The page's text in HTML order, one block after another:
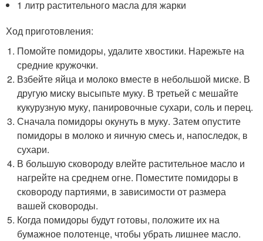
1 литр растительного масла для жарки
Ход приготовления:
Помойте помидоры, удалите хвостики. Нарежьте на
средние кружочки.
Взбейте яйца и молоко вместе в небольшой миске. В
другую миску высыпьте муку. В третьей с мешайте
кукурузную муку, панировочные сухари, соль и перец.
Сначала помидоры окунуть в муку. Затем опустите
помидоры в молоко и яичную смесь и, напоследок, в
сухари.
В большую сковороду влейте растительное масло и
нагрейте на среднем огне. Поместите помидоры в
сковороду партиями, в зависимости от размера
вашей сковороды.
Когда помидоры будут готовы, положите их на
бумажное полотенце, чтобы убрать лишнее масло.